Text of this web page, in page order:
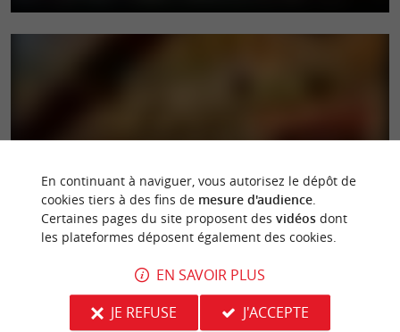
cœur du port de La Teste de Buch
En continuant à naviguer, vous autorisez le dépôt de
cookies tiers à des fins de mesure d'audience.
Certaines pages du site proposent des vidéosdont
les plateformes déposent également des cookies.
EN SAVOIR PLUS
JE REFUSE
J'ACCEPTE